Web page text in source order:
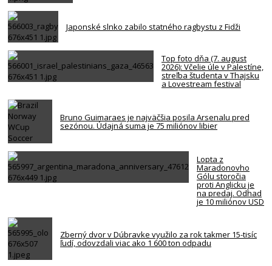
Japonské slnko zabilo statného ragbystu z Fidži
Top foto dňa (7. august
2026): Včelie úle v Palestíne,
streľba študenta v Thajsku
a Lovestream festival
Bruno Guimaraes je najväčšia posila Arsenalu pred
sezónou. Údajná suma je 75 miliónov libier
Lopta z
Maradonovho
Gólu storočia
proti Anglicku je
na predaj. Odhad
je 10 miliónov USD
Zberný dvor v Dúbravke využilo za rok takmer 15-tisíc
ľudí, odovzdali viac ako 1 600 ton odpadu